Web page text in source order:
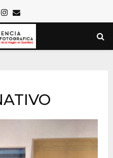
Instagram
Email